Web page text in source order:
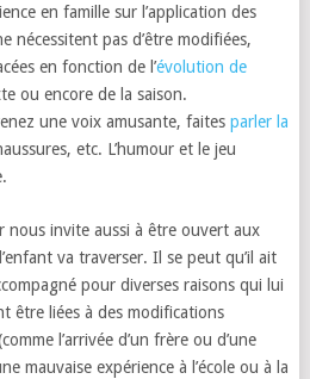
en famille sur l’application des
nécessitent pas d’être modifiées,
en fonction de l’évolution de
ou encore de la saison.
une voix amusante, faitesparler la
etc. L’humour et le jeu
nous invite aussi à être ouvert aux
va traverser. Il se peut qu’il ait
pour diverses raisons qui lui
être liées à des modifications
l’arrivée d’un frère ou d’une
mauvaise expérience à l’école ou à la